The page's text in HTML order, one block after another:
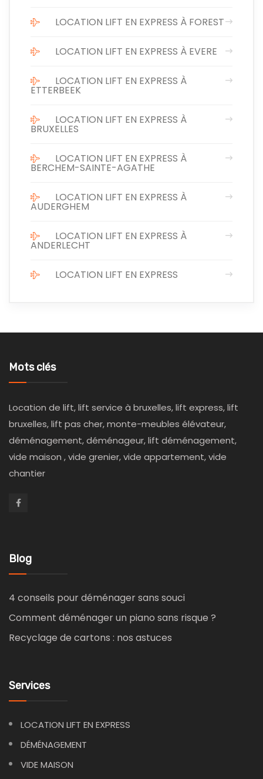
LOCATION LIFT EN EXPRESS À FOREST
LOCATION LIFT EN EXPRESS À EVERE
LOCATION LIFT EN EXPRESS À
ETTERBEEK
LOCATION LIFT EN EXPRESS À
BRUXELLES
LOCATION LIFT EN EXPRESS À
BERCHEM-SAINTE-AGATHE
LOCATION LIFT EN EXPRESS À
AUDERGHEM
LOCATION LIFT EN EXPRESS À
ANDERLECHT
LOCATION LIFT EN EXPRESS
Mots clés
Location de lift, lift service à bruxelles, lift express, lift
bruxelles, lift pas cher, monte-meubles élévateur,
déménagement, déménageur, lift déménagement,
vide maison , vide grenier, vide appartement, vide
chantier
Blog
4 conseils pour déménager sans souci
Comment déménager un piano sans risque ?
Recyclage de cartons : nos astuces
Services
LOCATION LIFT EN EXPRESS
DÉMÉNAGEMENT
VIDE MAISON